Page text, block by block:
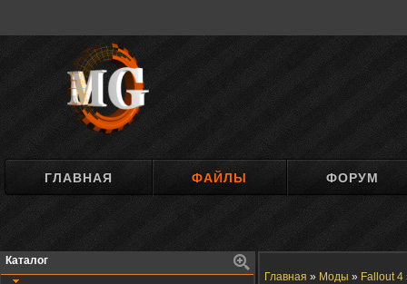
ГЛАВНАЯ ФАЙЛЫ ФОРУМ
Каталог
Главная » Моды » Fallout 4